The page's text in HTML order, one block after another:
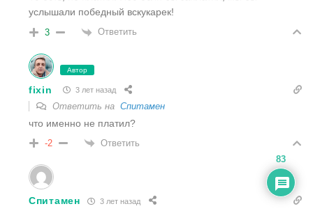
услышали победный вскукарек!
3 Ответить
Автор
fixin 3 лет назад
Ответить на Спитамен
что именно не платил?
-2 Ответить
Спитамен 3 лет назад
83